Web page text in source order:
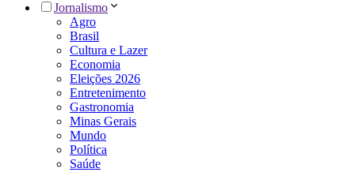
Jornalismo
Agro
Brasil
Cultura e Lazer
Economia
Eleições 2026
Entretenimento
Gastronomia
Minas Gerais
Mundo
Política
Saúde